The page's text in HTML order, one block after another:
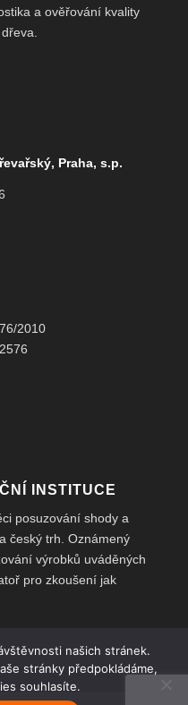
a ověřování kvality
Praha, s.p.
2010
INSTITUCE
posuzování shody a
český trh. Oznámený
výrobků uváděných
pro zkoušení jak
našich stránek.
stránky předpokládáme,
souhlasíte.